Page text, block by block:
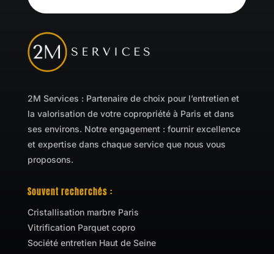
2M Services : Partenaire de choix pour l’entretien et
la valorisation de votre copropriété à Paris et dans
ses environs. Notre engagement : fournir excellence
et expertise dans chaque service que nous vous
proposons.
Souvent recherchés :
Cristallisation marbre Paris
Vitrification Parquet copro
Société entretien Haut de Seine